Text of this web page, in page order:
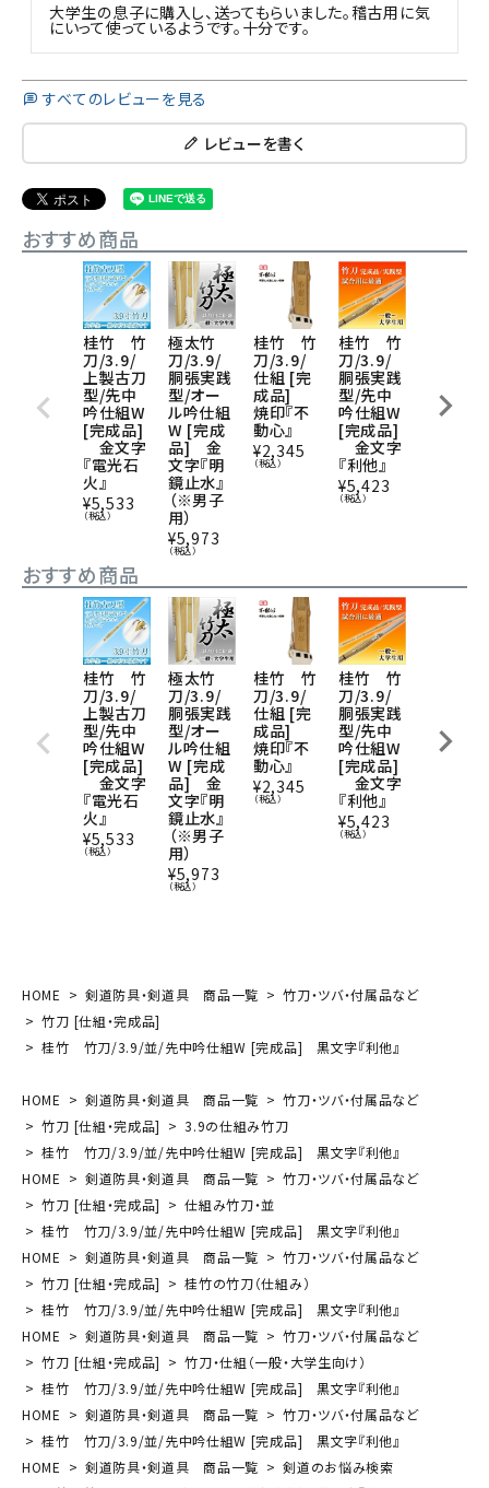
大学生の息子に購入し、送ってもらいました。稽古用に気
にいって使っているようです。十分です。
すべてのレビューを見る
レビューを書く
おすすめ商品
桂竹 竹
刀/3.9/
上製古刀
型/先中
吟仕組W
[完成品]
金文字
『電光石
火』
¥5,533
（税込）
極太竹
刀/3.9/
胴張実践
型/オー
ル吟仕組
W [完成
品] 金
文字『明
鏡止水』
（※男子
用）
¥5,973
（税込）
桂竹 竹
刀/3.9/
仕組 [完
成品]
焼印『不
動心』
¥2,345
（税込）
桂竹 竹
刀/3.9/
胴張実践
型/先中
吟仕組W
[完成品]
金文字
『利他』
¥5,423
（税込）
成品]
焼印『不
おすすめ商品
桂竹 竹
刀/3.9/
上製古刀
型/先中
吟仕組W
[完成品]
金文字
『電光石
火』
¥5,533
（税込）
極太竹
刀/3.9/
胴張実践
型/オー
ル吟仕組
W [完成
品] 金
文字『明
鏡止水』
（※男子
用）
¥5,973
（税込）
桂竹 竹
刀/3.9/
仕組 [完
成品]
焼印『不
動心』
¥2,345
（税込）
桂竹 竹
刀/3.9/
胴張実践
型/先中
吟仕組W
[完成品]
金文字
『利他』
¥5,423
（税込）
成品]
焼印『不
HOME 剣道防具・剣道具 商品一覧
竹刀・ツバ・付属品など
竹刀 [仕組・完成品]
桂竹 竹刀/3.9/並/先中吟仕組W [完成品] 黒文字『利他』
HOME 剣道防具・剣道具 商品一覧
竹刀・ツバ・付属品など
竹刀 [仕組・完成品]
3.9の仕組み竹刀
桂竹 竹刀/3.9/並/先中吟仕組W [完成品] 黒文字『利他』
HOME
剣道防具・剣道具 商品一覧
竹刀・ツバ・付属品など
竹刀 [仕組・完成品]
仕組み竹刀・並
桂竹 竹刀/3.9/並/先中吟仕組W [完成品] 黒文字『利他』
HOME
剣道防具・剣道具 商品一覧
竹刀・ツバ・付属品など
竹刀 [仕組・完成品]
桂竹の竹刀（仕組み）
桂竹 竹刀/3.9/並/先中吟仕組W [完成品] 黒文字『利他』
HOME
剣道防具・剣道具 商品一覧
竹刀・ツバ・付属品など
竹刀 [仕組・完成品]
竹刀・仕組（一般・大学生向け）
桂竹 竹刀/3.9/並/先中吟仕組W [完成品] 黒文字『利他』
HOME
剣道防具・剣道具 商品一覧
竹刀・ツバ・付属品など
桂竹 竹刀/3.9/並/先中吟仕組W [完成品] 黒文字『利他』
HOME
剣道防具・剣道具 商品一覧
剣道のお悩み検索